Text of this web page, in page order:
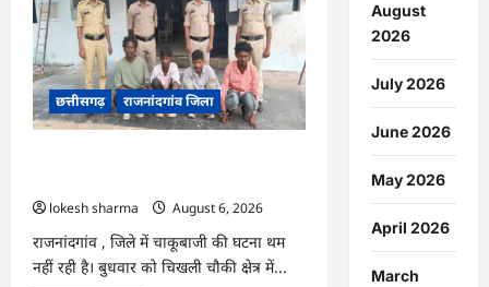
सीधी
भर्ती
के
लिए
जारी
विज्ञापन
में
संशोधन…
छत्तीसगढ़ राजनांदगांव जिला
lokesh sharma
August 6, 2026
राजनांदगांव , जिले में चाकूबाजी की घटना थम
नहीं रही है। बुधवार को चिखली चौकी क्षेत्र में...
August
2026
July 2026
June 2026
May 2026
April 2026
March